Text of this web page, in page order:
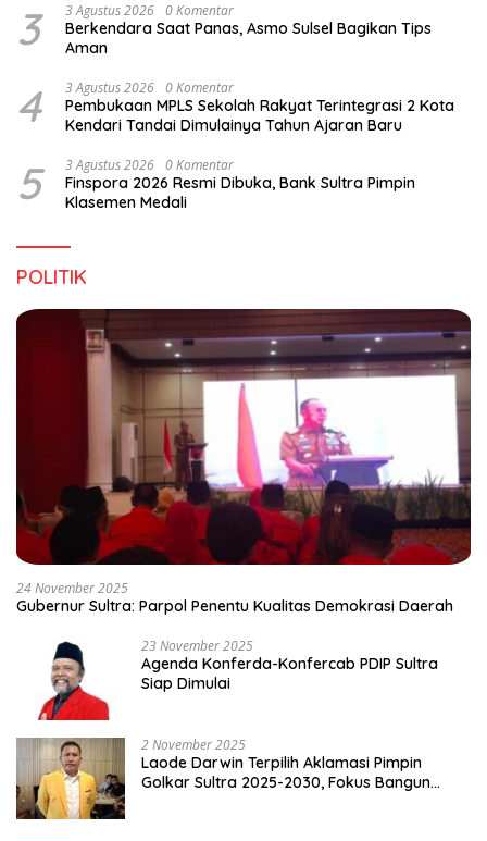
3 3 Agustus 2026 0 Komentar
Berkendara Saat Panas, Asmo Sulsel Bagikan Tips
Aman
4 3 Agustus 2026 0 Komentar
Pembukaan MPLS Sekolah Rakyat Terintegrasi 2 Kota
Kendari Tandai Dimulainya Tahun Ajaran Baru
5 3 Agustus 2026 0 Komentar
Finspora 2026 Resmi Dibuka, Bank Sultra Pimpin
Klasemen Medali
POLITIK
24 November 2025
Gubernur Sultra: Parpol Penentu Kualitas Demokrasi Daerah
23 November 2025
Agenda Konferda-Konfercab PDIP Sultra
Siap Dimulai
2 November 2025
Laode Darwin Terpilih Aklamasi Pimpin
Golkar Sultra 2025-2030, Fokus Bangun